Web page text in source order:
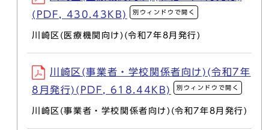
(PDF, 430.43KB)
別ウィンドウで開く
川崎区(医療機関向け)(令和7年8月発行)
川崎区(事業者・学校関係者向け)(令和7年
8月発行)(PDF, 618.44KB)
別ウィンドウで開く
川崎区(事業者・学校関係者向け)(令和7年8月発行)